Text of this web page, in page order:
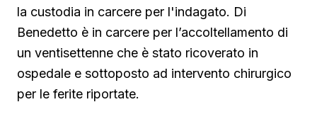
la custodia in carcere per l'indagato. Di
Benedetto è in carcere per l’accoltellamento di
un ventisettenne che è stato ricoverato in
ospedale e sottoposto ad intervento chirurgico
per le ferite riportate.